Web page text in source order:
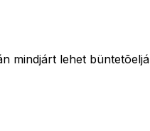
mindjárt lehet